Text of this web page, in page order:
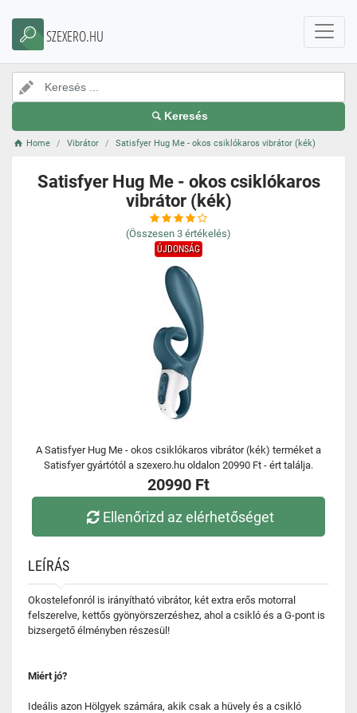
SZEXERO.HU
Keresés
Home Vibrátor Satisfyer Hug Me - okos csiklókaros vibrátor (kék)
Satisfyer Hug Me - okos csiklókaros
vibrátor (kék)
(Összesen 3 értékelés)
ÚJDONSÁG
A Satisfyer Hug Me - okos csiklókaros vibrátor (kék) terméket a
Satisfyer gyártótól a szexero.hu oldalon 20990 Ft - ért találja.
20990 Ft
Ellenőrizd az elérhetőséget
LEÍRÁS
Okostelefonról is irányítható vibrátor, két extra erős motorral
felszerelve, kettős gyönyörszerzéshez, ahol a csikló és a G-pont is
bizsergető élményben részesül!
Miért jó?
Ideális azon Hölgyek számára, akik csak a hüvely és a csikló